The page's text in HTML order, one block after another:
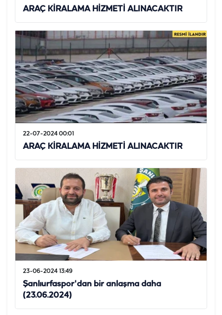
ARAÇ KİRALAMA HİZMETİ ALINACAKTIR
22-07-2024 00:01
ARAÇ KİRALAMA HİZMETİ ALINACAKTIR
23-06-2024 13:49
Şanlıurfaspor'dan bir anlaşma daha
(23.06.2024)